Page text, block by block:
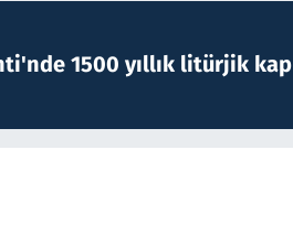
1500 yıllık litürjik kap